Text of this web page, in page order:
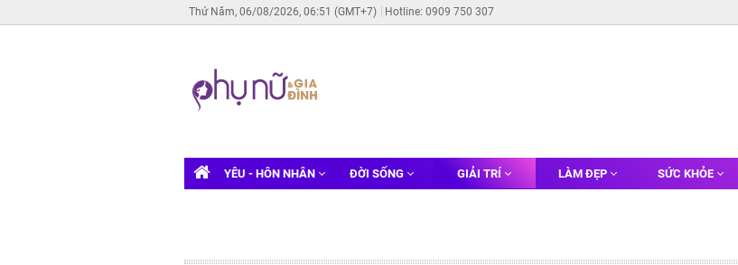
Thứ Năm, 06/08/2026, 06:51 (GMT+7) Hotline: 0909 750 307
YÊU - HÔN NHÂN ĐỜI SỐNG GIẢI TRÍ LÀM ĐẸP SỨC KHỎE